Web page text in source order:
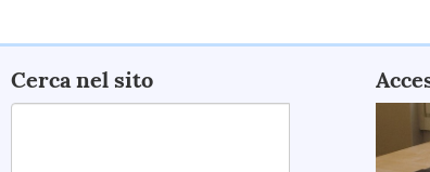
Cerca nel sito